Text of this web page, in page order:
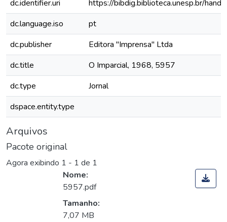
dc.identifier.uri
https://bibdig.biblioteca.unesp.br/
dc.language.iso
pt
dc.publisher
Editora "Imprensa" Ltda
dc.title
O Imparcial, 1968, 5957
dc.type
Jornal
dspace.entity.type
Arquivos
Pacote original
Agora exibindo 1 - 1 de 1
Nome:
5957.pdf
Tamanho:
7,07 MB